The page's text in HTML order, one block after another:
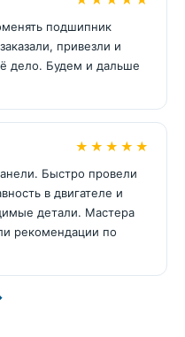
подшипник
привезли и
дело. Будем и дальше
★★★★★
Быстро провели
в двигателе и
детали. Мастера
рекомендации по